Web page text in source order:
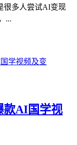
很多人尝试AI变现
...
款AI国学视